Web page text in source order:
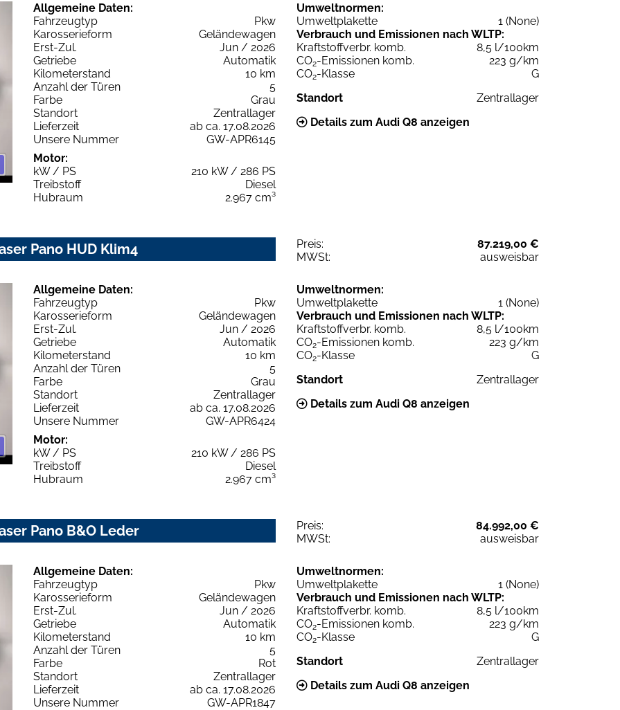
Allgemeine Daten:
Fahrzeugtyp
Pkw
Karosserieform
Geländewagen
Erst-Zul.
Jun / 2026
Getriebe
Automatik
Kilometerstand
10 km
Anzahl der Türen
5
Farbe
Grau
Standort
Zentrallager
Lieferzeit
ab ca. 17.08.2026
Unsere Nummer
GW-APR6145
Motor:
kW / PS
210 kW / 286 PS
Treibstoff
Diesel
Hubraum
2.967 cm³
Umweltnormen:
Umweltplakette
1 (None)
Verbrauch und Emissionen nach WLTP:
Kraftstoffverbr. komb.
8,5 l/100km
CO2-Emissionen komb.
223 g/km
CO2-Klasse
G
Standort
Zentrallager
Details zum Audi Q8 anzeigen
Pano HUD Klim4 Preis:
87.219,00 €
MWSt:
ausweisbar
Allgemeine Daten:
Fahrzeugtyp
Pkw
Karosserieform
Geländewagen
Erst-Zul.
Jun / 2026
Getriebe
Automatik
Kilometerstand
10 km
Anzahl der Türen
5
Farbe
Grau
Standort
Zentrallager
Lieferzeit
ab ca. 17.08.2026
Unsere Nummer
GW-APR6424
Motor:
kW / PS
210 kW / 286 PS
Treibstoff
Diesel
Hubraum
2.967 cm³
Umweltnormen:
Umweltplakette
1 (None)
Verbrauch und Emissionen nach WLTP:
Kraftstoffverbr. komb.
8,5 l/100km
CO2-Emissionen komb.
223 g/km
CO2-Klasse
G
Standort
Zentrallager
Details zum Audi Q8 anzeigen
Pano B&O Leder Preis:
84.992,00 €
MWSt:
ausweisbar
Allgemeine Daten:
Fahrzeugtyp
Pkw
Karosserieform
Geländewagen
Erst-Zul.
Jun / 2026
Getriebe
Automatik
Kilometerstand
10 km
Anzahl der Türen
5
Farbe
Rot
Standort
Zentrallager
Lieferzeit
ab ca. 17.08.2026
Unsere Nummer
GW-APR1847
Umweltnormen:
Umweltplakette
1 (None)
Verbrauch und Emissionen nach WLTP:
Kraftstoffverbr. komb.
8,5 l/100km
CO2-Emissionen komb.
223 g/km
CO2-Klasse
G
Standort
Zentrallager
Details zum Audi Q8 anzeigen